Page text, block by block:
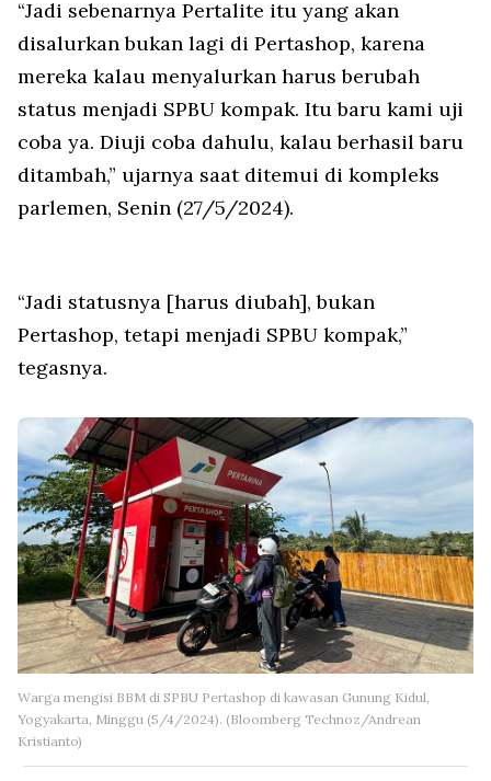
“Jadi sebenarnya Pertalite itu yang akan
disalurkan bukan lagi di Pertashop, karena
mereka kalau menyalurkan harus berubah
status menjadi SPBU kompak. Itu baru kami uji
coba ya. Diuji coba dahulu, kalau berhasil baru
ditambah,” ujarnya saat ditemui di kompleks
parlemen, Senin (27/5/2024).
“Jadi statusnya [harus diubah], bukan
Pertashop, tetapi menjadi SPBU kompak,”
tegasnya.
Warga mengisi BBM di SPBU Pertashop di kawasan Gunung Kidul,
Yogyakarta, Minggu (5/4/2024). (Bloomberg Technoz/Andrean
Kristianto)